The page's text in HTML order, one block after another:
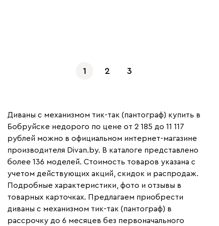
1 2 3
Диваны с механизмом тик-так (пантограф) купить в
Бобруйске недорого по цене от 2 185 до 11 117
рублей можно в официальном интернет-магазине
производителя Divan.by. В каталоге представлено
более 136 моделей. Стоимость товаров указана с
учетом действующих акций, скидок и распродаж.
Подробные характеристики, фото и отзывы в
товарных карточках. Предлагаем приобрести
диваны с механизмом тик-так (пантограф) в
рассрочку до 6 месяцев без первоначального